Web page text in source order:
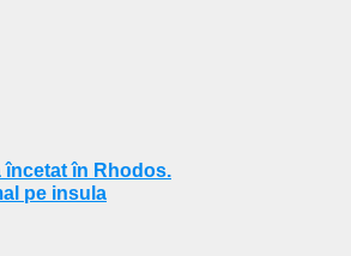
încetat în Rhodos.
pe insula